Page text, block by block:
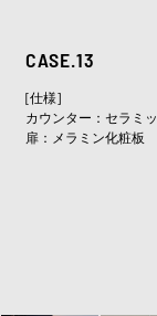
CASE.13
[仕様]
カウンター：セラミ
扉：メラミン化粧板